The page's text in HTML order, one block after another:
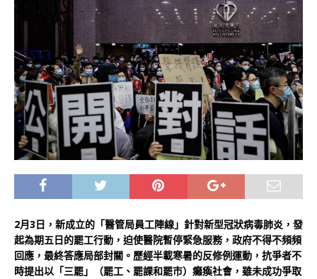
2月3日，新成立的「醫管局員工陣線」針對新型冠狀病毒肺炎，發
起為期五日的罷工行動，迫使醫院暫停緊急服務，政府不得不頻頻
回應，最終答應局部封關。歷經半載寒暑的反修例運動，抗爭者不
時提出以「三罷」（罷工、罷課和罷市）癱瘓社會，雖未成功爭取